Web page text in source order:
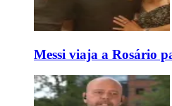
Messi viaja a Rosário